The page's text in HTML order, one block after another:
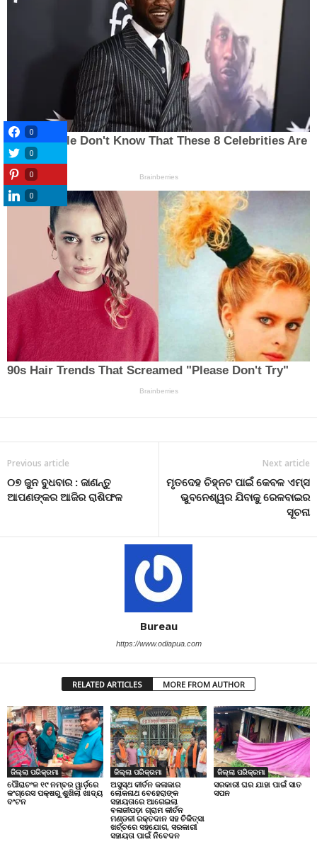
Previous article
୦୭ ଜୁନ ବୁଧବାର : ଜାଣନ୍ତୁ
ଆପଣଙ୍କର ଆଜିର ରାଶିଫଳ
Next article
ମୃତଦେହ ଚିହ୍ନଟ ପାଇଁ କେବଳ ଏମ୍ସ
ଭୁବନେଶ୍ୱର ଯିବାକୁ ରେଳବାଇର
ସୂଚନା
Bureau
https://www.odiapua.com
RELATED ARTICLES MORE FROM AUTHOR
ଜିଲ୍ଲା ପରିକ୍ରମା
ପୌରାଚଂଳ ୧୯ ନମ୍ବର ୱାର୍ଡ଼ରେ
କଂଗ୍ରେସ ପକ୍ଷରୁ ଶୁଖିଲା ଖାଦ୍ୟ
ବଂଟନ
ଜିଲ୍ଲା ପରିକ୍ରମା
ଅସୁସ୍ଥ କୀର୍ତନ କଳାକାର
ଲୋକନାଥ ବେହେରାଙ୍କ
ସହାୟତାରେ ଆଗେଇଲା
ବଳାଜୀପଡ଼ା ଗ୍ରାମ କୀର୍ତନ
ମଣ୍ଡଳୀ ରକ୍ତଦାନ ସହ ଚିକିତ୍ସା
ଖର୍ଚ୍ଚରେ ସହଯୋଗ, ସରକାରୀ
ସହାୟତା ପାଇଁ ନିବେଦନ
ଜିଲ୍ଲା ପରିକ୍ରମା
ସରକାରୀ ଘର ଯାହା ପାଇଁ ସାତ
ସପନ
0
0
0
0